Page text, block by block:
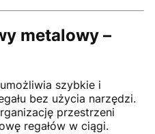
metalowy –
umożliwia szybkie i
bez użycia narzędzi.
przestrzeni
regałów w ciągi.